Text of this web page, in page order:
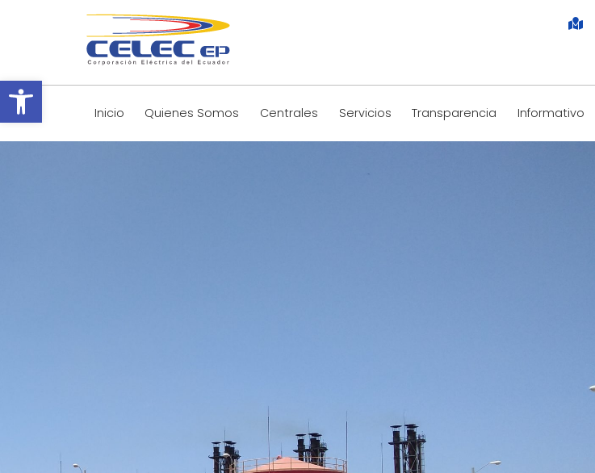
Abrir barra de herramientas
Inicio Quienes Somos Centrales Servicios Transparencia Informativo